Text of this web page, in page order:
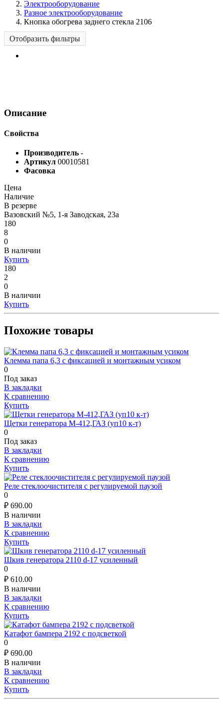
Электрооборудование
Разное электрооборудование
Кнопка обогрева заднего стекла 2106
Отобразить фильтры
Описание
Свойства
Производитель -
Артикул 00010581
Фасовка
Цена
Наличие
В резерве
Вазовский №5, 1-я Заводская, 23а
180
8
0
В наличии
Купить
180
2
0
В наличии
Купить
Похожие товары
Клемма папа 6,3 с фиксацией и монтажным усиком
0
Под заказ
В закладки
К сравнению
Купить
Щетки генератора М-412,ГАЗ (уп10 к-т)
0
Под заказ
В закладки
К сравнению
Купить
Реле стеклоочистителя с регулируемой паузой
0
₽ 690.00
В наличии
В закладки
К сравнению
Купить
Шкив генератора 2110 d-17 усиленный
0
₽ 610.00
В наличии
В закладки
К сравнению
Купить
Катафот бампера 2192 с подсветкой
0
₽ 690.00
В наличии
В закладки
К сравнению
Купить